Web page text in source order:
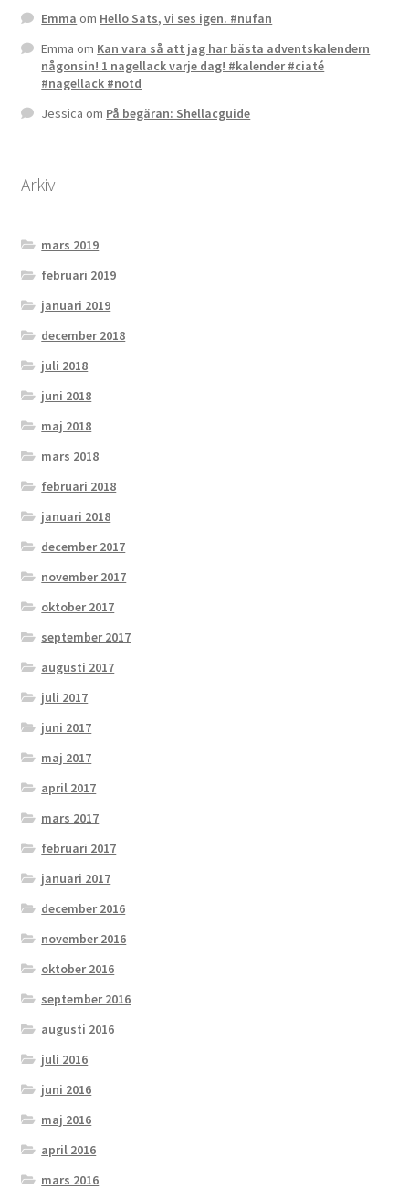
Emma om Hello Sats, vi ses igen. #nufan
Emma om Kan vara så att jag har bästa adventskalendern
någonsin! 1 nagellack varje dag! #kalender #ciaté
#nagellack #notd
Jessica om På begäran: Shellacguide
Arkiv
mars 2019
februari 2019
januari 2019
december 2018
juli 2018
juni 2018
maj 2018
mars 2018
februari 2018
januari 2018
december 2017
november 2017
oktober 2017
september 2017
augusti 2017
juli 2017
juni 2017
maj 2017
april 2017
mars 2017
februari 2017
januari 2017
december 2016
november 2016
oktober 2016
september 2016
augusti 2016
juli 2016
juni 2016
maj 2016
april 2016
mars 2016